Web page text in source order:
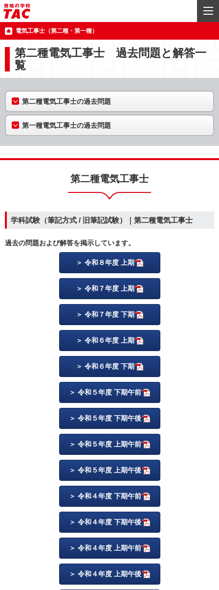
電気工事士（第二種・第一種）
第二種電気工事士 過去問題と解答一
覧
第二種電気工事士の過去問題
第一種電気工事士の過去問題
第二種電気工事士
学科試験（筆記方式 / 旧筆記試験）｜第二種電気工事士
過去の問題および解答を掲示しています。
令和８年度 上期
令和７年度 上期
令和７年度 下期
令和６年度 上期
令和６年度 下期
令和５年度 下期午前
令和５年度 下期午後
令和５年度 上期午前
令和５年度 上期午後
令和４年度 下期午前
令和４年度 下期午後
令和４年度 上期午前
令和４年度 上期午後